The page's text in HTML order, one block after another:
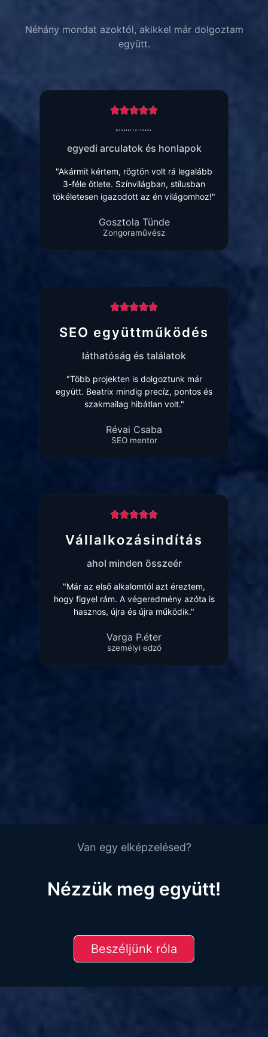
Néhány mondat azoktól, akikkel már dolgoztam
együtt.
Arculattervezés
egyedi arculatok és honlapok
"Akármit kértem, rögtön volt rá legalább
3-féle ötlete. Színvilágban, stílusban
tökéletesen igazodott az én világomhoz!"
Gosztola Tünde
Zongoraművész
SEO együttműködés
láthatóság és találatok
"Több projekten is dolgoztunk már
együtt. Beatrix mindig precíz, pontos és
szakmailag hibátlan volt."
Révai Csaba
SEO mentor
Vállalkozásindítás
ahol minden összeér
"Már az első alkalomtól azt éreztem,
hogy figyel rám. A végeredmény azóta is
hasznos, újra és újra működik."
Varga P.éter
személyi edző
Van egy elképzelésed?
Nézzük meg együtt!
Beszéljünk róla